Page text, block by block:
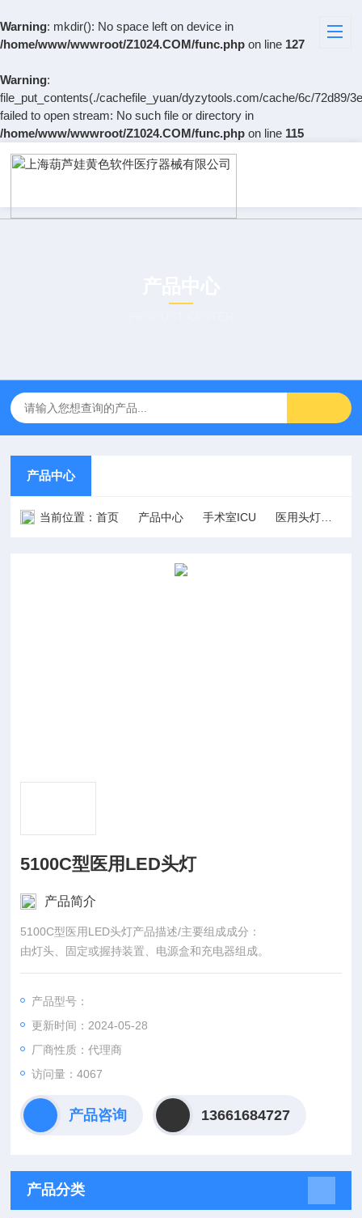
Warning: mkdir(): No space left on device in
/home/www/wwwroot/Z1024.COM/func.php on line 127
Warning:
file_put_contents(./cachefile_yuan/dyzytools.com/cache/6c/72d89/
failed to open stream: No such file or directory in
/home/www/wwwroot/Z1024.COM/func.php on line 115
产品中心
当前位置：首页 产品中心 手术室ICU 医用头灯
5100C型医用LED头灯
产品简介
5100C型医用LED头灯产品描述/主要组成成分：
由灯头、固定或握持装置、电源盒和充电器组成。
产品型号：
更新时间：2024-05-28
厂商性质：代理商
访问量：4067
产品咨询 13661684727
产品分类